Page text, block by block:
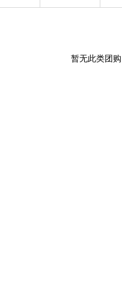
暂无此类团